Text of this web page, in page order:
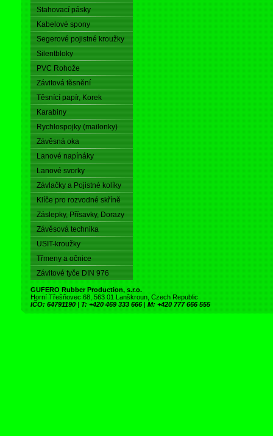
Stahovací pásky
Kabelové spony
Segerové pojistné kroužky
Silentbloky
PVC Rohože
Závitová těsnění
Těsnící papír, Korek
Karabiny
Rychlospojky (mailonky)
Závěsná oka
Lanové napínáky
Lanové svorky
Závlačky a Pojistné kolíky
Klíče pro rozvodné skříně
Záslepky, Přísavky, Dorazy
Závěsová technika
USIT-kroužky
Třmeny a očnice
Závitové tyče DIN 976
GUFERO Rubber Production, s.r.o.
Horní Třešňovec 68, 563 01 Lanškroun, Czech Republic
IČO: 64791190 | T: +420 469 333 666 | M: +420 777 666 555